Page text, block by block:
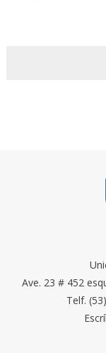
Ave. 23 # 452
Telf.